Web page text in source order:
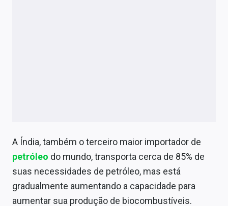
A Índia, também o terceiro maior importador de
petróleo do mundo, transporta cerca de 85% de
suas necessidades de petróleo, mas está
gradualmente aumentando a capacidade para
aumentar sua produção de biocombustíveis.